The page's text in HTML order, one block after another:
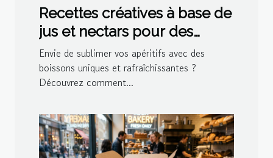
Recettes créatives à base de
jus et nectars pour des
cocktails maison
Envie de sublimer vos apéritifs avec des
boissons uniques et rafraîchissantes ?
Découvrez comment...